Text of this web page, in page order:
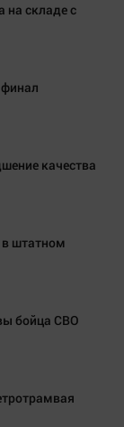
на складе с
качества
в штатном
бойца СВО